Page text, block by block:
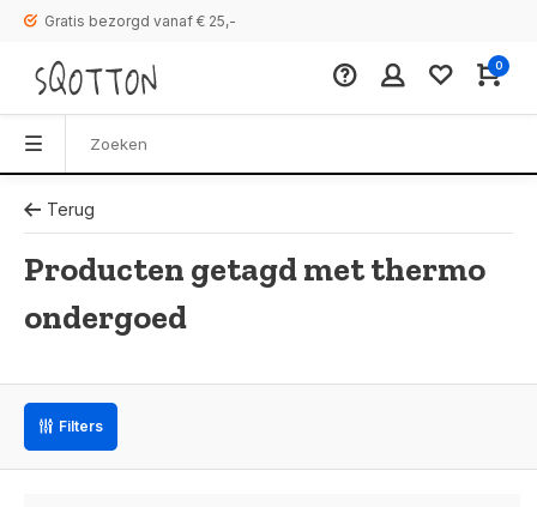
Gratis bezorgd vanaf € 25,-
0
Terug
Producten getagd met thermo
ondergoed
Filters